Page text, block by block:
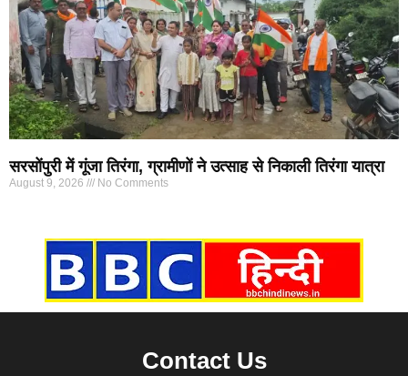
सरसोंपुरी में गूंजा तिरंगा, ग्रामीणों ने उत्साह से निकाली तिरंगा यात्रा
August 9, 2026 No Comments
Contact Us